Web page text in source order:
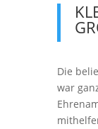
Die
war